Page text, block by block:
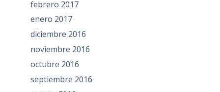
febrero 2017
enero 2017
diciembre 2016
noviembre 2016
octubre 2016
septiembre 2016